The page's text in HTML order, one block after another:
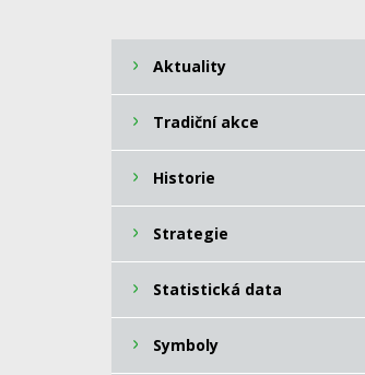
Aktuality
Tradiční akce
Historie
Strategie
Statistická data
Symboly